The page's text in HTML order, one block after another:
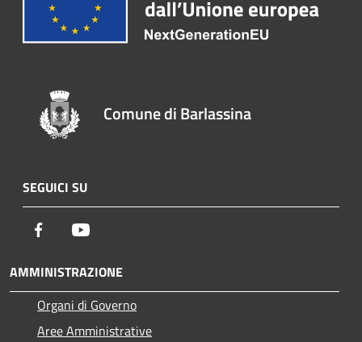
Comune di Barlassina
SEGUICI SU
Facebook
AMMINISTRAZIONE
Organi di Governo
Aree Amministrative